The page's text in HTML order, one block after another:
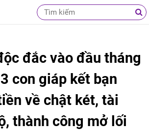
đắc vào đầu tháng
con giáp kết bạn
về chật két, tài
thành công mở lối